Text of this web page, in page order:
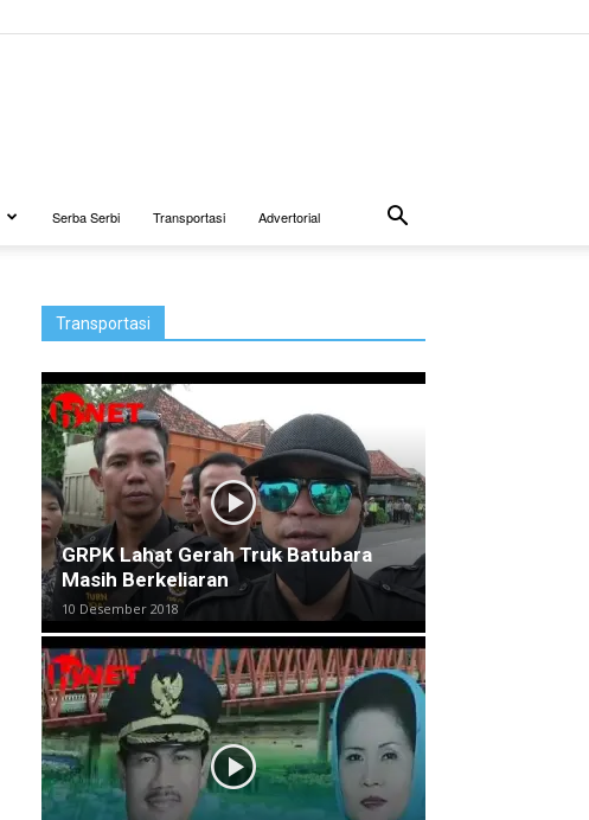
Serba Serbi Transportasi Advertorial
Transportasi
GRPK Lahat Gerah Truk Batubara
Masih Berkeliaran
10 Desember 2018